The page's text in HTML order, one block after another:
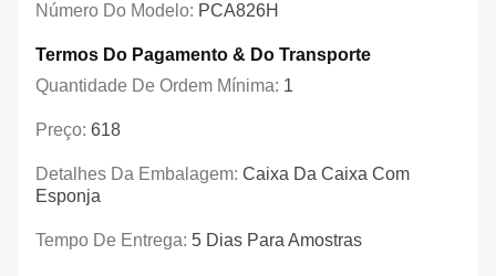
Número Do Modelo: PCA826H
Termos Do Pagamento & Do Transporte
Quantidade De Ordem Mínima: 1
Preço: 618
Detalhes Da Embalagem: Caixa Da Caixa Com
Esponja
Tempo De Entrega: 5 Dias Para Amostras